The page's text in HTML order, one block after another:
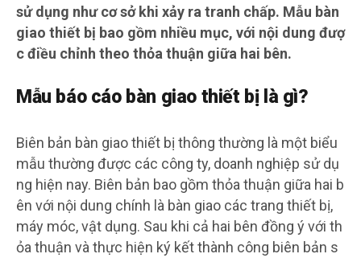
sử dụng như cơ sở khi xảy ra tranh chấp. Mẫu bàn
giao thiết bị bao gồm nhiều mục, với nội dung đượ
c điều chỉnh theo thỏa thuận giữa hai bên.
Mẫu báo cáo bàn giao thiết bị là gì?
Biên bản bàn giao thiết bị thông thường là một biểu
mẫu thường được các công ty, doanh nghiệp sử dụ
ng hiện nay. Biên bản bao gồm thỏa thuận giữa hai b
ên với nội dung chính là bàn giao các trang thiết bị,
máy móc, vật dụng. Sau khi cả hai bên đồng ý với th
ỏa thuận và thực hiện ký kết thành công biên bản s